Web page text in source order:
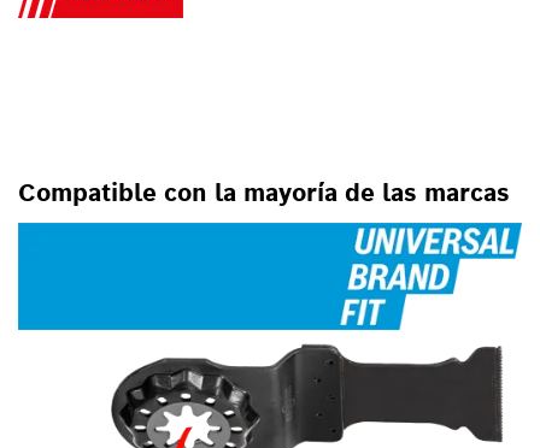
Compatible con la mayoría de las marcas